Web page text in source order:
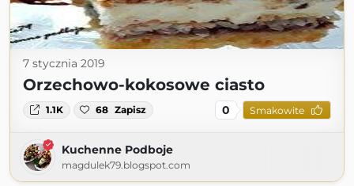
7 stycznia 2019
Orzechowo-kokosowe ciasto
1.1K 68 Zapisz 0 Smakowite
Kuchenne Podboje
magdulek79.blogspot.com